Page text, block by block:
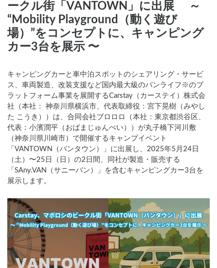
ークル街「VANTOWN」に出展 ～
“Mobility Playground（動く遊び
場）”をコンセプトに、キャンピング
カー3台を展示 〜
キャンピングカーと車中泊スポットのシェアリング・サービ
ス、車両製造、改装支援など国内最大級のバンライフ※のプ
ラットフォーム事業を展開するCarstay（カーステイ）株式会
社（本社： 神奈川県横浜市、代表取締役：宮下晃樹（みやし
た こうき））は、合同会社ブロロロ（本社：東京都渋谷区、
代表：小濱潤平（おばまじゅんぺい））が丸子橋下河川敷
（神奈川県川崎市）で開催するキャンプイベント
「VANTOWN（バンタウン）」に出展し、2025年5月24日
（土）〜25日（日）の2日間、同社が製造・販売する
「SAny.VAN（サニーバン）」を含むキャンピングカー3台を
展示します。